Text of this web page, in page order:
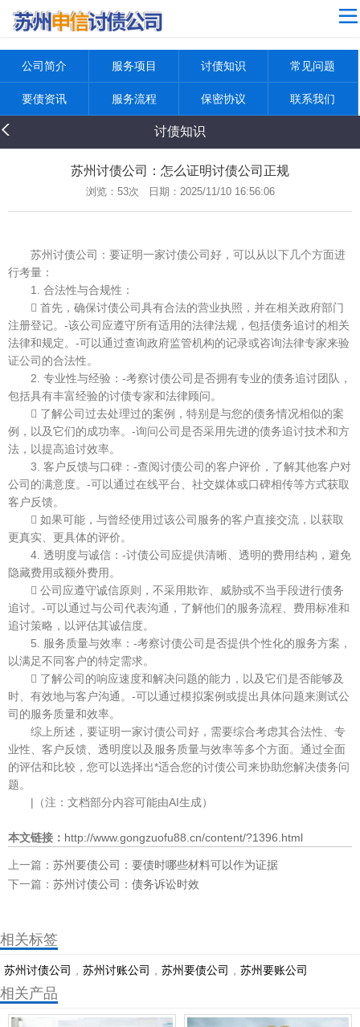
网站导航
服务项目
讨债知识
联系我们
返回首页
公司简介 服务项目 讨债知识 常见问题
要债资讯 服务流程 保密协议 联系我们
讨债知识
苏州讨债公司：怎么证明讨债公司正规
浏览： 53次 日期：2025/11/10 16:56:06
苏州讨债公司：要证明一家讨债公司好，可以从以下几个方面进
行考量：
1. 合法性与合规性：
 首先，确保讨债公司具有合法的营业执照，并在相关政府部门
注册登记。-该公司应遵守所有适用的法律法规，包括债务追讨的相关
法律和规定。-可以通过查询政府监管机构的记录或咨询法律专家来验
证公司的合法性。
2. 专业性与经验：-考察讨债公司是否拥有专业的债务追讨团队，
包括具有丰富经验的讨债专家和法律顾问。
 了解公司过去处理过的案例，特别是与您的债务情况相似的案
例，以及它们的成功率。-询问公司是否采用先进的债务追讨技术和方
法，以提高追讨效率。
3. 客户反馈与口碑：-查阅讨债公司的客户评价，了解其他客户对
公司的满意度。-可以通过在线平台、社交媒体或口碑相传等方式获取
客户反馈。
 如果可能，与曾经使用过该公司服务的客户直接交流，以获取
更真实、更具体的评价。
4. 透明度与诚信：-讨债公司应提供清晰、透明的费用结构，避免
隐藏费用或额外费用。
 公司应遵守诚信原则，不采用欺诈、威胁或不当手段进行债务
追讨。-可以通过与公司代表沟通，了解他们的服务流程、费用标准和
追讨策略，以评估其诚信度。
5. 服务质量与效率：-考察讨债公司是否提供个性化的服务方案，
以满足不同客户的特定需求。
 了解公司的响应速度和解决问题的能力，以及它们是否能够及
时、有效地与客户沟通。-可以通过模拟案例或提出具体问题来测试公
司的服务质量和效率。
综上所述，要证明一家讨债公司好，需要综合考虑其合法性、专
业性、客户反馈、透明度以及服务质量与效率等多个方面。通过全面
的评估和比较，您可以选择出*适合您的讨债公司来协助您解决债务问
题。
|（注：文档部分内容可能由AI生成）
本文链接： http://www.gongzuofu88.cn/content/?1396.html
上一篇： 苏州要债公司：要债时哪些材料可以作为证据
下一篇： 苏州讨债公司：债务诉讼时效
相关标签
苏州讨债公司 苏州讨账公司 苏州要债公司 ​苏州要账公司
相关产品